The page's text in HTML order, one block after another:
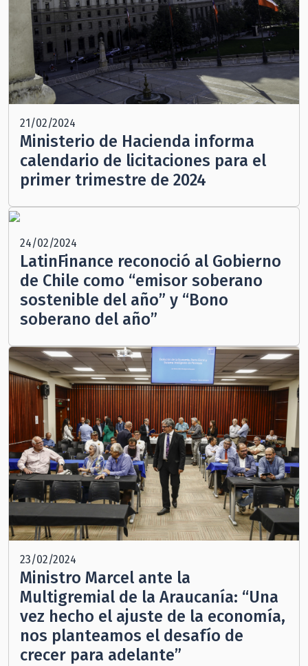
21/02/2024
Ministerio de Hacienda informa
calendario de licitaciones para el
primer trimestre de 2024
24/02/2024
LatinFinance reconoció al Gobierno
de Chile como “emisor soberano
sostenible del año” y “Bono
soberano del año”
23/02/2024
Ministro Marcel ante la
Multigremial de la Araucanía: “Una
vez hecho el ajuste de la economía,
nos planteamos el desafío de
crecer para adelante”